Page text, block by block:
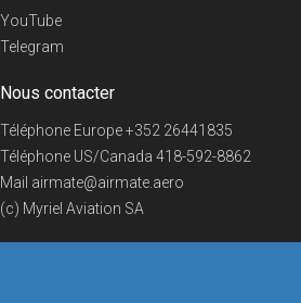
YouTube
Telegram
Nous contacter
Téléphone Europe+352 26441835
Téléphone US/Canada 418-592-8862
Mail airmate@airmate.aero
(c) Myriel Aviation SA